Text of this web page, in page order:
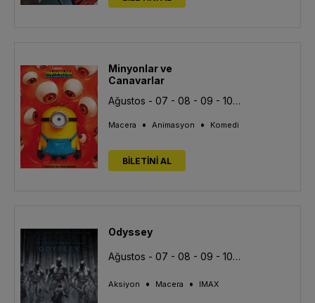
Minyonlar ve
Canavarlar
Ağustos - 07 - 08 - 09 - 10 - 11 - 12 - 13
Macera • Animasyon • Komedi
BİLETİNİ AL
Odyssey
Ağustos - 07 - 08 - 09 - 10 - 11 - 12 - 13
Aksiyon • Macera • IMAX